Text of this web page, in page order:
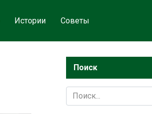
Истории Советы
Поиск
Search
for: